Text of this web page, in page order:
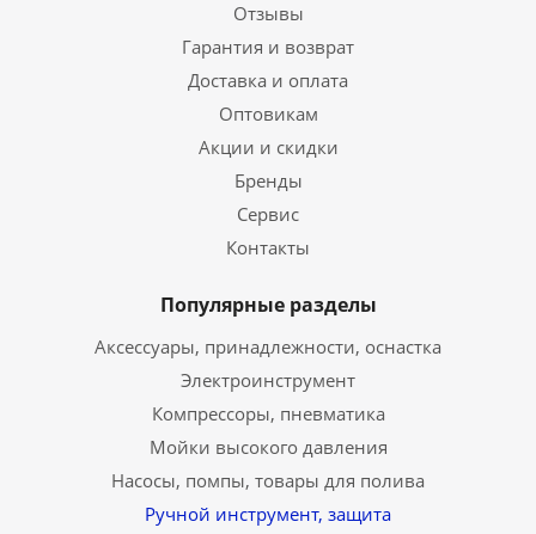
Отзывы
Гарантия и возврат
Доставка и оплата
Оптовикам
Акции и скидки
Бренды
Сервис
Контакты
Популярные разделы
Аксессуары, принадлежности, оснастка
Электроинструмент
Компрессоры, пневматика
Мойки высокого давления
Насосы, помпы, товары для полива
Ручной инструмент, защита